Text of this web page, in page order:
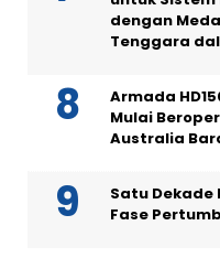
dengan
Tenggara
Armada
Mulai
Australia
Satu Dekade
Fase